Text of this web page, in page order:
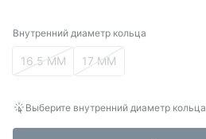
Внутренний диаметр кольца
Внутренний диаметр кольца
16.5 ММ 17 ММ
Выберите внутренний диаметр кольца